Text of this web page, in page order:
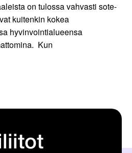
on tulossa vahvasti sote-
kuitenkin kokea
hyvinvointialueensa
Kun